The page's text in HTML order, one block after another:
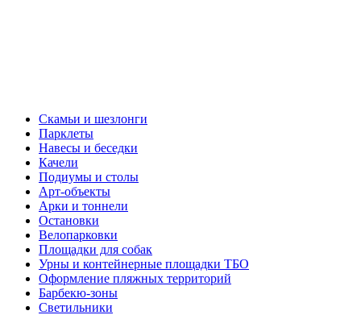
Скамьи и шезлонги
Парклеты
Навесы и беседки
Качели
Подиумы и столы
Арт-объекты
Арки и тоннели
Остановки
Велопарковки
Площадки для собак
Урны и контейнерные площадки ТБО
Оформление пляжных территорий
Барбекю-зоны
Светильники